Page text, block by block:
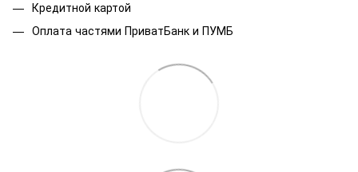
Кредитной картой
Оплата частями ПриватБанк и ПУМБ